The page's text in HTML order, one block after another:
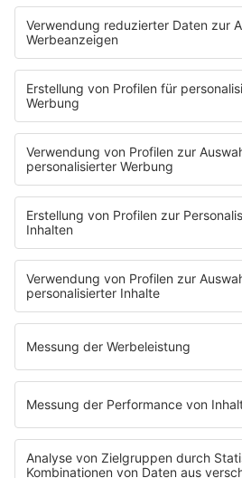
Deutschpop
Deutsche Liebeslieder
PODCASTS
Mit den Waffeln einer Frau
Frühstück bei Barbara
Brave & One
NotAufnahme
"Bewerbung und Karriere"
Aber bitte mit Schlager
Erdbeerkäse
Fitness mit M.A.R.K
Glück in Worten
Todesursache
Niemand muss ein Promi sein
PROGRAMM
Mit den Waffeln einer Frau
SERVICE